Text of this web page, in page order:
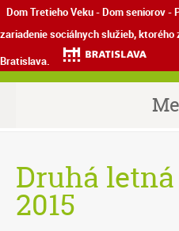
Dom Tretieho Veku - Dom seniorov -
zariadenie sociálnych služieb,
Bratislava.
Druhá
2015